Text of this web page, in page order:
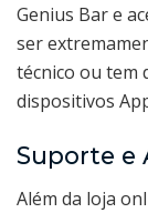
Genius Bar e
ser
técnico ou tem
dispositivos
Suporte e
Além da loja